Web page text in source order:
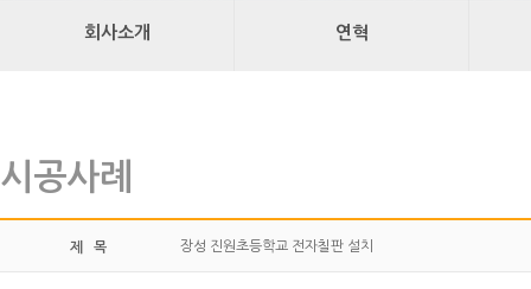
회사소개 연혁
시공사례
제 목 장성 진원초등학교 전자칠판 설치